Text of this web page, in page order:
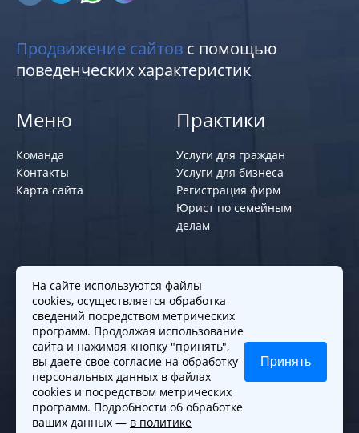
Продвижение сайтов с помощью
поведенческих характеристик
Меню
Команда
Контакты
Карта сайта
Практики
Услуги для граждан
Услуги для бизнеса
Регистрация фирм
Юрист по семейным
делам
Политики и правила
Политика обработки персональных
данных
Согласие на обработку cookies
Согласие на обработку персональных
данных
На сайте используются файлы
cookies, осуществляется обработка
сведений посредством метрических
программ. Продолжая использование
сайта и нажимая кнопку "принять",
вы даете свое согласие на обработку
персональных данных в файлах
cookies и посредством метрических
программ. Подробности об обработке
ваших данных — в политике
Принять